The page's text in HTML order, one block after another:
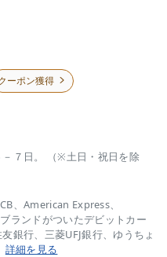
ーポン獲得 
７日。 （※土日・祝日を除
、American Express、
ランドがついたデビットカー
銀行、三菱UFJ銀行、ゆうちょ
詳細を見る